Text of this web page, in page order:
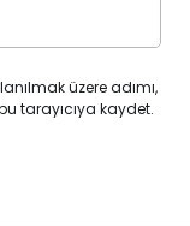
üzere adımı,
tarayıcıya kaydet.